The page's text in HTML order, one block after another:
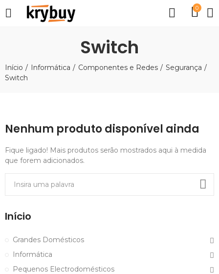
0
Switch
Início Informática Componentes e Redes
Segurança
Switch
Nenhum produto disponível ainda
Fique ligado! Mais produtos serão mostrados aqui à medida
que forem adicionados.
Início
Grandes Domésticos
Informática
Pequenos Electrodomésticos